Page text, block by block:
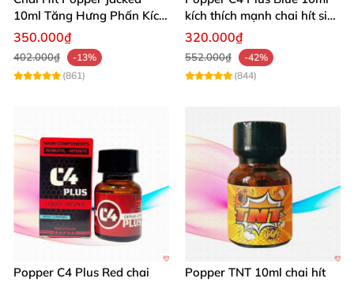
Giúp cho topvà bot cùng nhau lên đỉnh
10ml Tăng Hưng Phấn Kích
Thích Mạnh Mẽ
350.000₫
402.000₫
-13%
(861)
kích thích mạnh chai hít siêu
đỉnh
320.000₫
552.000₫
-42%
(844)
Popper C4 Plus Red chai
Popper TNT 10ml chai hít